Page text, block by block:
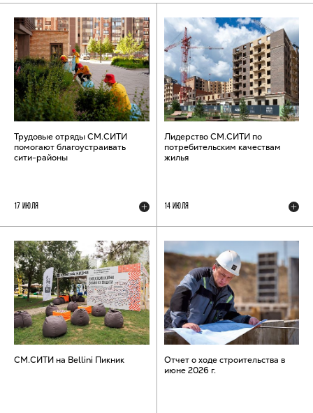
Трудовые отряды СМ.СИТИ
помогают благоустраивать
сити-районы
17 ИЮЛЯ
Лидерство СМ.СИТИ по
потребительским качествам
жилья
14 ИЮЛЯ
СМ.СИТИ на Bellini Пикник
Отчет о ходе строительства в
июне 2026 г.